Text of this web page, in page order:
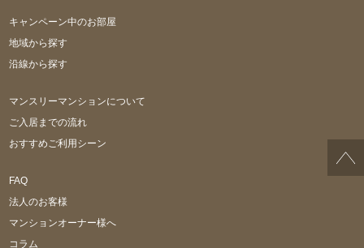
キャンペーン中のお部屋
地域から探す
沿線から探す
マンスリーマンションについて
ご入居までの流れ
おすすめご利用シーン
FAQ
法人のお客様
マンションオーナー様へ
コラム